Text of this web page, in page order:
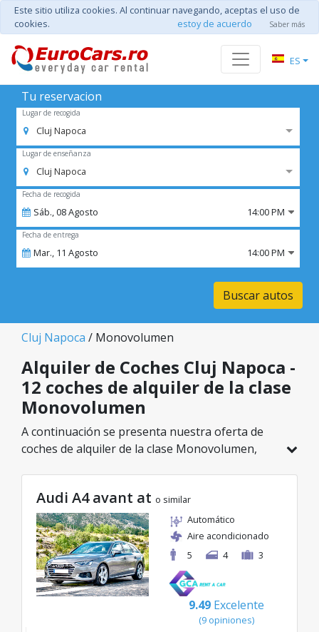
Este sitio utiliza cookies. Al continuar navegando, aceptas el uso de
cookies.
estoy de acuerdo Saber más
ES
Tu reservacion
Lugar de recogida
Cluj Napoca
Lugar de enseñanza
Cluj Napoca
Fecha de recogida
Sáb.,08Agosto 14:00 PM
Fecha de entrega
Mar., 11 Agosto 14:00 PM
Buscar autos
Cluj Napoca / Monovolumen
Alquiler de Coches Cluj Napoca -
12 coches de alquiler de la clase
Monovolumen
A continuación se presenta nuestra oferta de
coches de alquiler de la clase Monovolumen,
modelo ideal de la categoría seleccionada, con
tarifas excelentes desde solo 26€/día.
Audi A4 avant at o similar
Automático
Aire acondicionado
5
4 3
9.49 Excelente
(9 opiniones)